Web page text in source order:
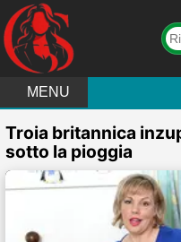
MENU
Troia britannica
sotto la pioggia